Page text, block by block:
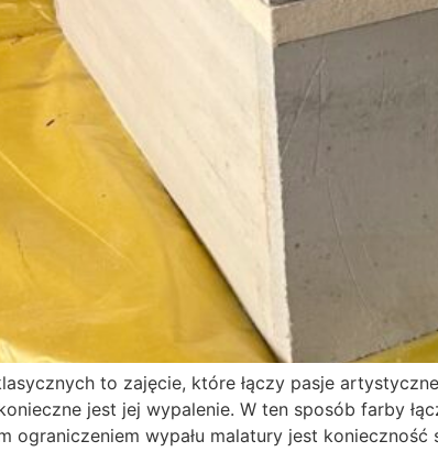
to zajęcie, które łączy pasje
jest jej wypalenie. W ten sposób farby
ograniczeniem wypału malatury jest